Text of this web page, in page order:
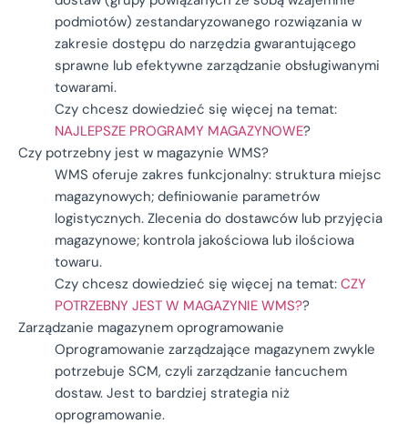
podmiotów) zestandaryzowanego rozwiązania w
zakresie dostępu do narzędzia gwarantującego
sprawne lub efektywne zarządzanie obsługiwanymi
towarami.
Czy chcesz dowiedzieć się więcej na temat:
NAJLEPSZE PROGRAMY MAGAZYNOWE?
Czy potrzebny jest w magazynie WMS?
WMS oferuje zakres funkcjonalny: struktura miejsc
magazynowych; definiowanie parametrów
logistycznych. Zlecenia do dostawców lub przyjęcia
magazynowe; kontrola jakościowa lub ilościowa
towaru.
Czy chcesz dowiedzieć się więcej na temat: CZY
POTRZEBNY JEST W MAGAZYNIE WMS??
Zarządzanie magazynem oprogramowanie
Oprogramowanie zarządzające magazynem zwykle
potrzebuje SCM, czyli zarządzanie łancuchem
dostaw. Jest to bardziej strategia niż
oprogramowanie.